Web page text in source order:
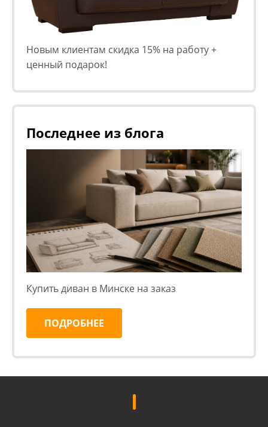
Новым клиентам скидка 15% на работу +
ценный подарок!
Последнее из блога
Купить диван в Минске на заказ
ПОДРОБНЕЕ